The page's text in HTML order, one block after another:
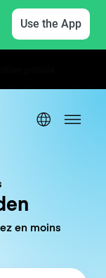
Use the App
en moins